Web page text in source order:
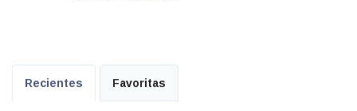
Recientes Favoritas